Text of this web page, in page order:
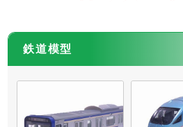
鉄道模型